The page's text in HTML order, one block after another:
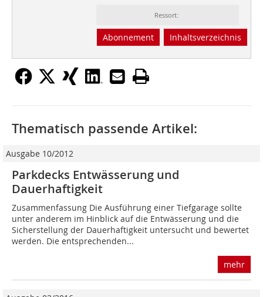
Ressort:
Abonnement Inhaltsverzeichnis
Thematisch passende Artikel:
Ausgabe 10/2012
Parkdecks Entwässerung und
Dauerhaftigkeit
Zusammenfassung Die Ausführung einer Tiefgarage sollte
unter anderem im Hinblick auf die Entwässerung und die
Sicherstellung der Dauerhaftigkeit untersucht und bewertet
werden. Die entsprechenden...
mehr